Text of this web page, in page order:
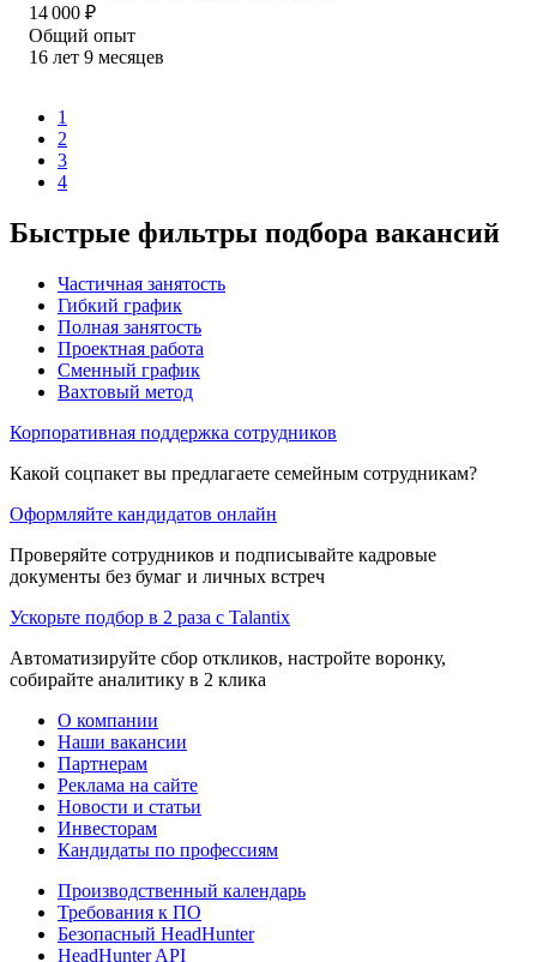
14 000 ₽
Общий опыт
16 лет 9 месяцев
1
2
3
4
Быстрые фильтры подбора вакансий
Частичная занятость
Гибкий график
Полная занятость
Проектная работа
Сменный график
Вахтовый метод
Корпоративная поддержка сотрудников
Какой соцпакет вы предлагаете семейным сотрудникам?
Оформляйте кандидатов онлайн
Проверяйте сотрудников и подписывайте кадровые
документы без бумаг и личных встреч
Ускорьте подбор в 2 раза с Talantix
Автоматизируйте сбор откликов, настройте воронку,
собирайте аналитику в 2 клика
О компании
Наши вакансии
Партнерам
Реклама на сайте
Новости и статьи
Инвесторам
Кандидаты по профессиям
Производственный календарь
Требования к ПО
Безопасный HeadHunter
HeadHunter API